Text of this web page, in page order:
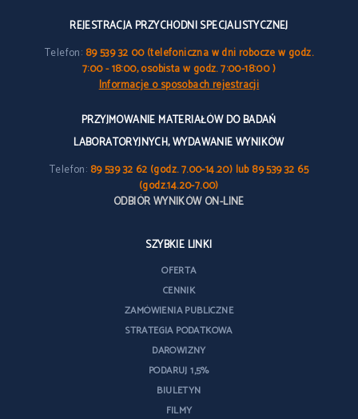
REJESTRACJA PRZYCHODNI SPECJALISTYCZNEJ
Telefon: 89 539 32 00 (telefoniczna w dni robocze w godz.
7:00 - 18:00, osobista w godz. 7:00-18:00 )
Informacje o sposobach rejestracji
PRZYJMOWANIE MATERIAŁÓW DO BADAŃ
LABORATORYJNYCH, WYDAWANIE WYNIKÓW
Telefon: 89 539 32 62 (godz. 7.00-14.20) lub 89 539 32 65
(godz.14.20-7.00)
ODBIÓR WYNIKÓW ON-LINE
SZYBKIE LINKI
OFERTA
CENNIK
ZAMÓWIENIA PUBLICZNE
STRATEGIA PODATKOWA
DAROWIZNY
PODARUJ 1,5%
BIULETYN
FILMY